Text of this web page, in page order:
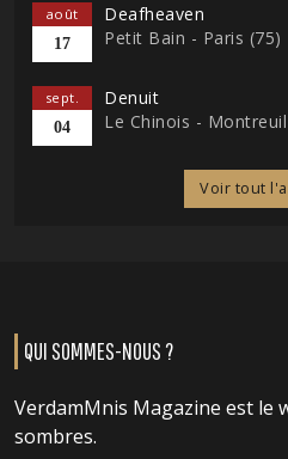
août
17
Deafheaven
Petit Bain - Paris (75)
sept.
04
Denuit
Le Chinois -
Voir tout
QUI SOMMES-NOUS ?
VerdamMnis Magazine est le
sombres.